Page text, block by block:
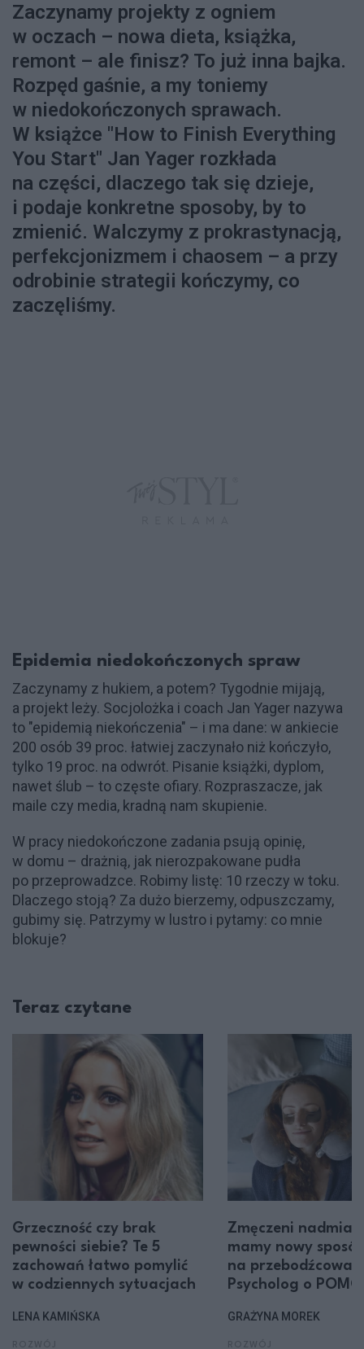
Zaczynamy projekty z ogniem
w oczach – nowa dieta, książka,
remont – ale finisz? To już inna bajka.
Rozpęd gaśnie, a my toniemy
w niedokończonych sprawach.
W książce "How to Finish Everything
You Start" Jan Yager rozkłada
na części, dlaczego tak się dzieje,
i podaje konkretne sposoby, by to
zmienić. Walczymy z prokrastynacją,
perfekcjonizmem i chaosem – a przy
odrobinie strategii kończymy, co
zaczęliśmy.
Epidemia niedokończonych spraw
Zaczynamy z hukiem, a potem? Tygodnie mijają,
a projekt leży. Socjolożka i coach Jan Yager nazywa
to "epidemią niekończenia" – i ma dane: w ankiecie
200 osób 39 proc. łatwiej zaczynało niż kończyło,
tylko 19 proc. na odwrót. Pisanie książki, dyplom,
nawet ślub – to częste ofiary. Rozpraszacze, jak
maile czy media, kradną nam skupienie.
W pracy niedokończone zadania psują opinię,
w domu – drażnią, jak nierozpakowane pudła
po przeprowadzce. Robimy listę: 10 rzeczy w toku.
Dlaczego stoją? Za dużo bierzemy, odpuszczamy,
gubimy się. Patrzymy w lustro i pytamy: co mnie
blokuje?
Teraz czytane
Grzeczność czy brak
pewności siebie? Te 5
zachowań łatwo pomylić
w codziennych sytuacjach
LENA KAMIŃSKA
Zmęczeni
mamy nowy
na
Psycholog o POMO
GRAŻYNA MOREK